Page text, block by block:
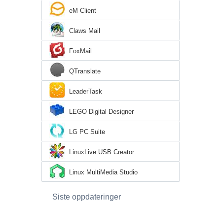
eM Client
Claws Mail
FoxMail
QTranslate
LeaderTask
LEGO Digital Designer
LG PC Suite
LinuxLive USB Creator
Linux MultiMedia Studio
Siste oppdateringer